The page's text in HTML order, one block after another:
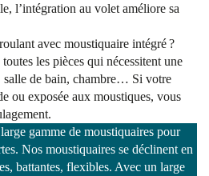
l’intégration au volet améliore sa
avec moustiquaire intégré ?
les pièces qui nécessitent une
salle de bain, chambre… Si votre
ou exposée aux moustiques, vous
gamme de moustiquaires pour
Nos moustiquaires se déclinent en
battantes, flexibles. Avec un large